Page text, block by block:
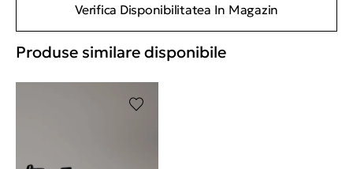
Verifica Disponibilitatea In Magazin
Produse similare disponibile